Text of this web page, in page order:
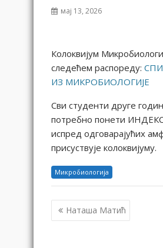
мај 13, 2026
Колоквијум
следећем распореду:
ИЗ МИКРОБИОЛОГИЈЕ
Сви студенти друге
потребно понети
испред одговарајућих
присуствује колоквијуму.
Микробиологија
К
р
Наташа Матић